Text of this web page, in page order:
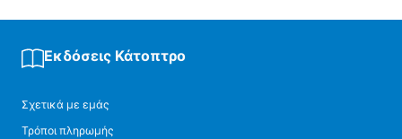
Εκδόσεις Κάτοπτρο
Σχετικά με εμάς
Τρόποι πληρωμής